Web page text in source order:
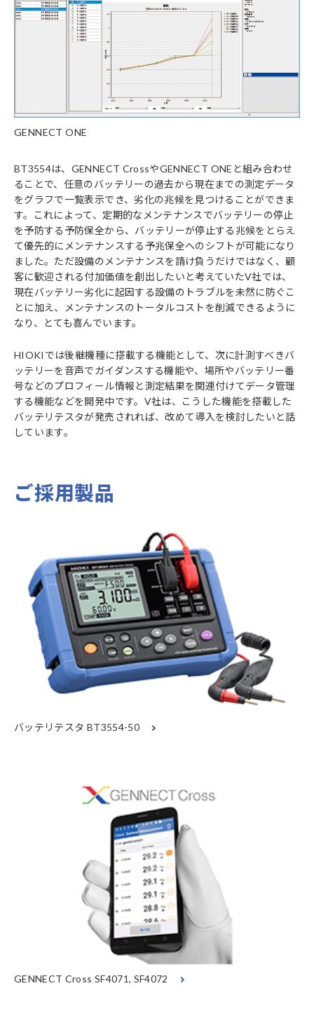
GENNECT ONE
BT3554は、GENNECT CrossやGENNECT ONEと組み合わせ
ることで、任意のバッテリーの過去から現在までの測定データ
をグラフで一覧表示でき、劣化の兆候を見つけることができま
す。これによって、定期的なメンテナンスでバッテリーの停止
を予防する予防保全から、バッテリーが停止する兆候をとらえ
て優先的にメンテナンスする予兆保全へのシフトが可能になり
ました。ただ設備のメンテナンスを請け負うだけではなく、顧
客に歓迎される付加価値を創出したいと考えていたV社では、
現在バッテリー劣化に起因する設備のトラブルを未然に防ぐこ
とに加え、メンテナンスのトータルコストを削減できるように
なり、とても喜んでいます。
HIOKIでは後継機種に搭載する機能として、次に計測すべきバ
ッテリーを音声でガイダンスする機能や、場所やバッテリー番
号などのプロフィール情報と測定結果を関連付けてデータ管理
する機能などを開発中です。V社は、こうした機能を搭載した
バッテリテスタが発売されれば、改めて導入を検討したいと話
しています。
ご採用製品
バッテリテスタ BT3554-50
GENNECT Cross SF4071, SF4072